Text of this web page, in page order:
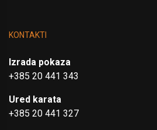
KONTAKTI
Izrada pokaza
+385 20 441 343
Ured karata
+385 20 441 327